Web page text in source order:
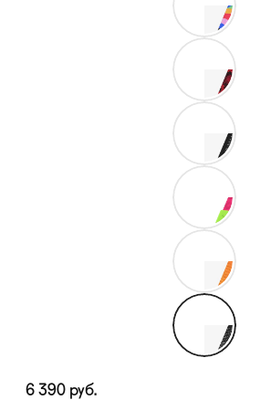
6 390 руб.